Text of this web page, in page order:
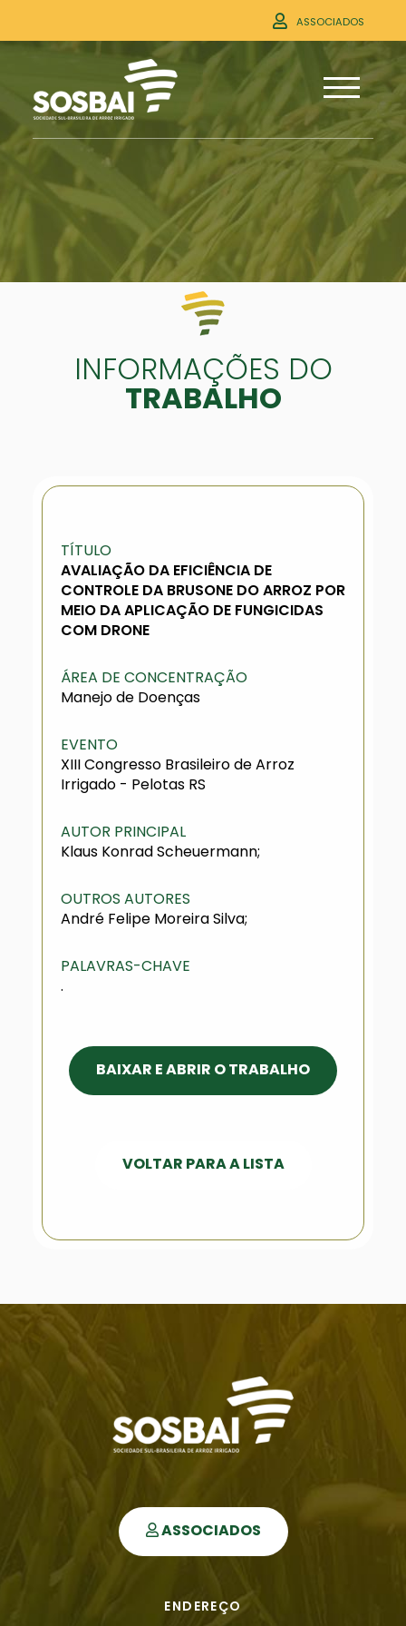
ASSOCIADOS
INFORMAÇÕES DO
TRABALHO
TÍTULO
AVALIAÇÃO DA EFICIÊNCIA DE
CONTROLE DA BRUSONE DO ARROZ POR
MEIO DA APLICAÇÃO DE FUNGICIDAS
COM DRONE
ÁREA DE CONCENTRAÇÃO
Manejo de Doenças
EVENTO
XIII Congresso Brasileiro de Arroz
Irrigado - Pelotas RS
AUTOR PRINCIPAL
Klaus Konrad Scheuermann;
OUTROS AUTORES
André Felipe Moreira Silva;
PALAVRAS-CHAVE
.
BAIXAR E ABRIR O TRABALHO
VOLTAR PARA A LISTA
ASSOCIADOS
ENDEREÇO